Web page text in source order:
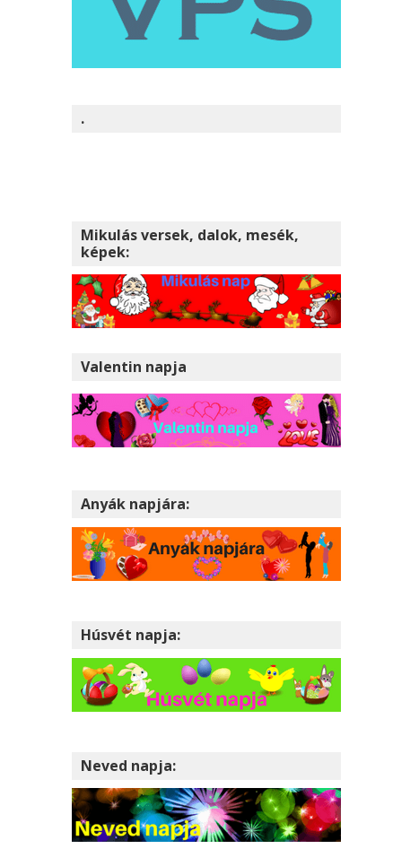
.
Mikulás versek, dalok, mesék,
képek:
Valentin napja
Anyák napjára:
Húsvét napja:
Neved napja: